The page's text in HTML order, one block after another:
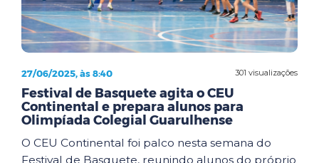
301 visualizações
27/06/2025, às 8:40
Festival de Basquete agita o CEU
Continental e prepara alunos para
Olimpíada Colegial Guarulhense
O CEU Continental foi palco nesta semana do
Festival de Basquete, reunindo alunos do próprio